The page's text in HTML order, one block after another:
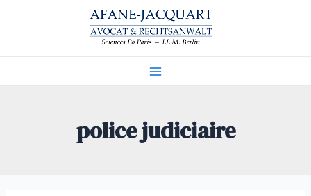
police judiciaire